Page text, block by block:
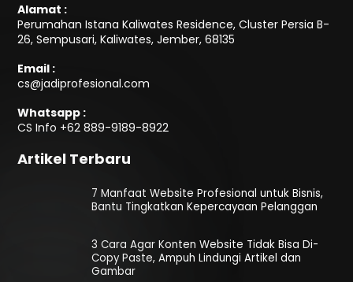
Alamat :
Perumahan Istana Kaliwates Residence, Cluster Persia B-
26, Sempusari, Kaliwates, Jember, 68135
Email :
cs@jadiprofesional.com
Whatsapp :
CS Info +62 889-9189-8922
Artikel Terbaru
7 Manfaat Website Profesional untuk Bisnis,
Bantu Tingkatkan Kepercayaan Pelanggan
3 Cara Agar Konten Website Tidak Bisa Di-
Copy Paste, Ampuh Lindungi Artikel dan
Gambar